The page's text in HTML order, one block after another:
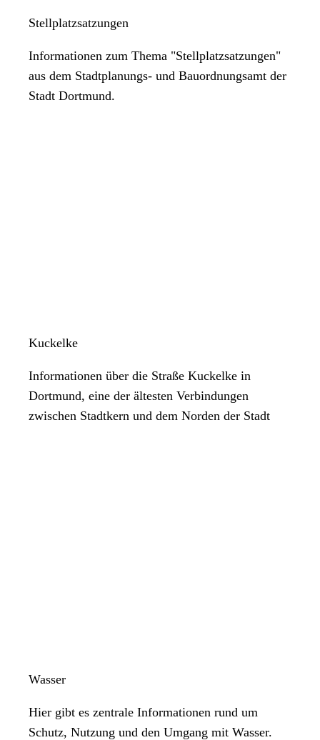
Stellplatzsatzungen
Informationen zum Thema "Stellplatzsatzungen"
aus dem Stadtplanungs- und Bauordnungsamt der
Stadt Dortmund.
Kuckelke
Informationen über die Straße Kuckelke in
Dortmund, eine der ältesten Verbindungen
zwischen Stadtkern und dem Norden der Stadt
Wasser
Hier gibt es zentrale Informationen rund um
Schutz, Nutzung und den Umgang mit Wasser.